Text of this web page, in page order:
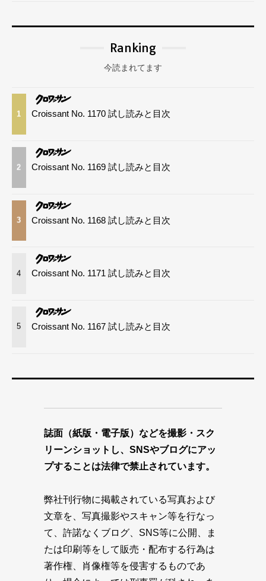
Ranking
今読まれてます
1 Croissant No. 1170 試し読みと目次
2 Croissant No. 1169 試し読みと目次
3 Croissant No. 1168 試し読みと目次
4 Croissant No. 1171 試し読みと目次
5 Croissant No. 1167 試し読みと目次
誌面（紙版・電子版）などを撮影・スク
リーンショットし、SNSやブログにアッ
プすることは法律で禁止されています。
弊社刊行物に掲載されている写真および
文章を、写真撮影やスキャン等を行なっ
て、許諾なくブログ、SNS等に公開、ま
たは印刷等をして販売・配布する行為は
著作権、肖像権等を侵害するものであ